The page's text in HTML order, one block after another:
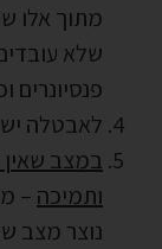
מתוך אלו
שלא
פנסיונרים
לאבטלה
במצב
ותמיכה –
נוצר מצב